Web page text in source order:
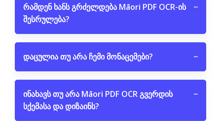
რამდენ ხანს გრძელდება Māori PDF OCR-ის
შესრულება?
−
დაცულია თუ არა ჩემი მონაცემები? −
ინახავს თუ არა Māori PDF OCR გვერდის
სქემასა და დიზაინს?
−